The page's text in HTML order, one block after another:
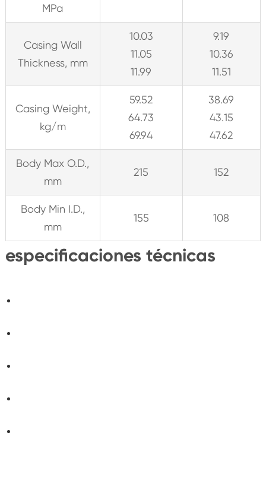
MPa
Casing Wall
Thickness, mm
10.03
11.05
11.99
9.19
10.36
11.51
Casing Weight,
kg/m
59.52
64.73
69.94
38.69
43.15
47.62
Body Max O.D.,
mm
215 152
Body Min I.D.,
mm
155 108
especificaciones técnicas